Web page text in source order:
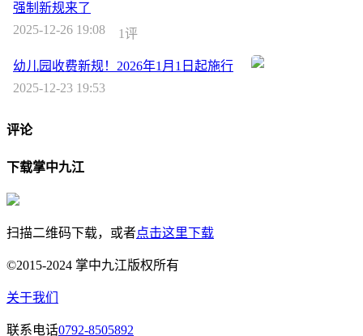
强制新规来了
2025-12-26 19:08
1评
幼儿园收费新规！2026年1月1日起施行
2025-12-23 19:53
评论
下载掌中九江
扫描二维码下载，或者点击这里下载
©2015-2024 掌中九江版权所有
关于我们
联系电话0792-8505892